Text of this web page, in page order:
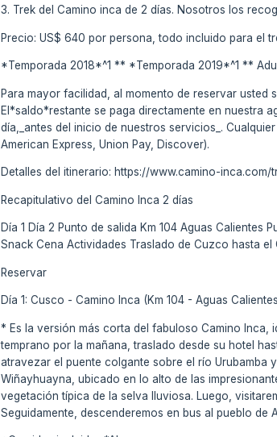
3. Trek del Camino inca de 2 días. Nosotros los
Precio: US$ 640 por persona, todo incluido para el
*Temporada 2018*^1 ** *Temporada 2019*^1 **
Para mayor facilidad, al momento de reservar
El*saldo*restante se paga directamente en nuestra
día,_antes del inicio de nuestros servicios_.
American Express, Union Pay, Discover).
Detalles del itinerario: https://www.camino-inca.com/
Recapitulativo del Camino Inca 2 días
Día 1 Día 2 Punto de salida Km 104 Aguas
Snack Cena Actividades Traslado de Cuzco hasta
Reservar
Día 1: Cusco - Camino Inca (Km 104 - Aguas
* Es la versión más corta del fabuloso Camino
temprano por la mañana, traslado desde su hotel
atravezar el puente colgante sobre el río Urubamba
Wiñayhuayna, ubicado en lo alto de las
vegetación típica de la selva lluviosa. Luego,
Seguidamente, descenderemos en bus al pueblo de